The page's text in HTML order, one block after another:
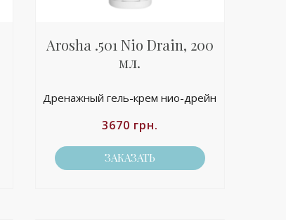
Arosha .501 Nio Drain, 200
мл.
Дренажный гель-крем нио-дрейн
3670 грн.
ЗАКАЗАТЬ